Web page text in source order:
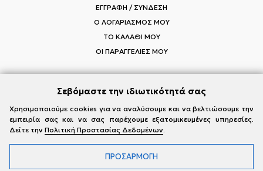
ΕΓΓΡΑΦΗ / ΣΥΝΔΕΣΗ
Ο ΛΟΓΑΡΙΑΣΜΟΣ ΜΟΥ
ΤΟ ΚΑΛΑΘΙ ΜΟΥ
ΟΙ ΠΑΡΑΓΓΕΛΙΕΣ ΜΟΥ
ΑΚΟΛΟΥΘΗΣΤΕ ΤΟΥΣ MI-RŌ
Visit InstagramVisit FacebookVisit Vimeo
Σεβόμαστε την ιδιωτικότητά σας
Χρησιμοποιούμε cookies για να αναλύσουμε και να βελτιώσουμε την
εμπειρία σας και να σας παρέχουμε εξατομικευμένες υπηρεσίες.
Δείτε την Πολιτική Προστασίας Δεδομένων.
ΠΡΟΣΑΡΜΟΓΗ